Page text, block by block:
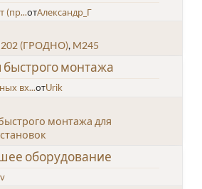
(пр...отАлександр_Г
(ГРОДНО) M245
монтажа
вх...отUrik
монтажа для
оборудование